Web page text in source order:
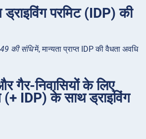
ड्राइविंग परमिट (IDP) की
की संधिमें, मान्यता प्राप्त IDP की वैधता अवधि
गैर-निवासियों के लिए
(+ IDP) के साथ ड्राइविंग